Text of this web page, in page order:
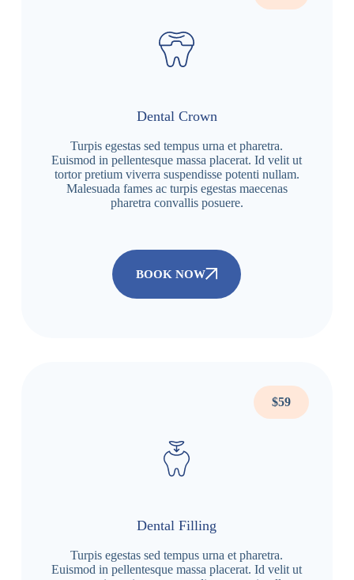
Dental Crown
Turpis egestas sed tempus urna et pharetra.
Euismod in pellentesque massa placerat. Id velit ut
tortor pretium viverra suspendisse potenti nullam.
Malesuada fames ac turpis egestas maecenas
pharetra convallis posuere.
BOOK NOW
$59
Dental Filling
Turpis egestas sed tempus urna et pharetra.
Euismod in pellentesque massa placerat. Id velit ut